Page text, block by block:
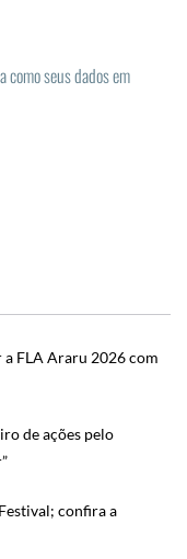
como seus dados em
a FLA Araru 2026 com
de ações pelo
confira a